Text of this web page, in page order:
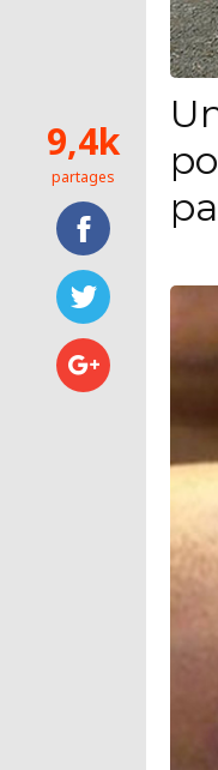
9,4k
partages